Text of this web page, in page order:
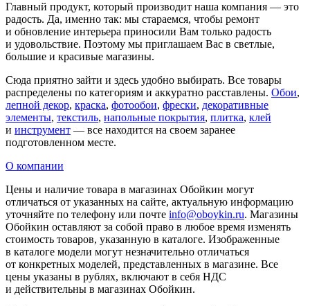
Главный продукт, который производит наша компания — это
радость. Да, именно так: мы стараемся, чтобы ремонт
и обновление интерьера приносили Вам только радость
и удовольствие. Поэтому мы приглашаем Вас в светлые,
большие и красивые магазины.
Сюда приятно зайти и здесь удобно выбирать. Все товары
распределены по категориям и аккуратно расставлены. Обои,
лепной декор, краска, фотообои, фрески, декоративные
элементы, текстиль, напольные покрытия, плитка, клей
и инструмент — все находится на своем заранее
подготовленном месте.
О компании
Цены и наличие товара в магазинах Обойкин могут
отличаться от указанных на сайте, актуальную информацию
уточняйте по телефону или почте info@oboykin.ru. Магазины
Обойкин оставляют за собой право в любое время изменять
стоимость товаров, указанную в каталоге. Изображенные
в каталоге модели могут незначительно отличаться
от конкретных моделей, представленных в магазине. Все
цены указаны в рублях, включают в себя НДС
и действительны в магазинах Обойкин.